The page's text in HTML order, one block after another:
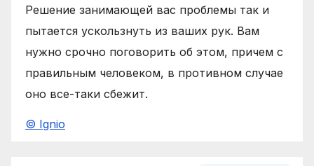
Решение занимающей вас проблемы так и
пытается ускользнуть из ваших рук. Вам
нужно срочно поговорить об этом, причем с
правильным человеком, в противном случае
оно все-таки сбежит.
© Ignio